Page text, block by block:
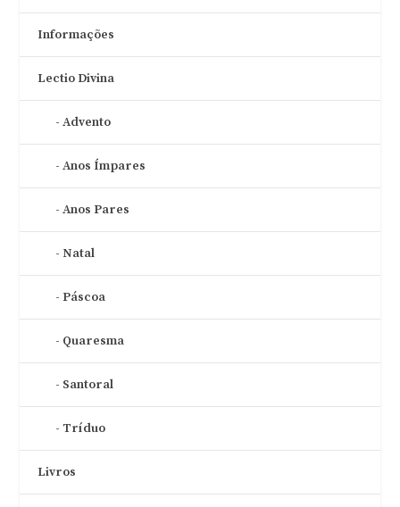
Informações
Lectio Divina
Advento
Anos Ímpares
Anos Pares
Natal
Páscoa
Quaresma
Santoral
Tríduo
Livros